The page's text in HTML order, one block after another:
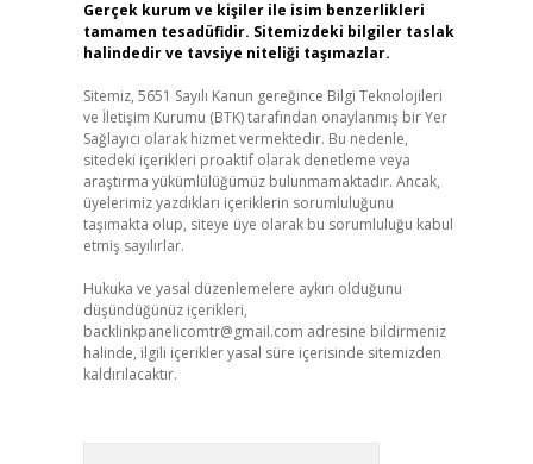
Gerçek kurum ve kişiler ile isim benzerlikleri
tamamen tesadüfidir. Sitemizdeki bilgiler taslak
halindedir ve tavsiye niteliği taşımazlar.
Sitemiz, 5651 Sayılı Kanun gereğince Bilgi Teknolojileri
ve İletişim Kurumu (BTK) tarafından onaylanmış bir Yer
Sağlayıcı olarak hizmet vermektedir. Bu nedenle,
sitedeki içerikleri proaktif olarak denetleme veya
araştırma yükümlülüğümüz bulunmamaktadır. Ancak,
üyelerimiz yazdıkları içeriklerin sorumluluğunu
taşımakta olup, siteye üye olarak bu sorumluluğu kabul
etmiş sayılırlar.
Hukuka ve yasal düzenlemelere aykırı olduğunu
düşündüğünüz içerikleri,
backlinkpanelicomtr@gmail.com adresine bildirmeniz
halinde, ilgili içerikler yasal süre içerisinde sitemizden
kaldırılacaktır.